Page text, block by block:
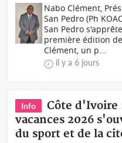
Nabo Clément,
San Pedro (Ph
San Pedro
première édition
Clément, un p...
il y a 6 jours
Info
Côte d'Ivoire
vacances 2026
du sport et de la